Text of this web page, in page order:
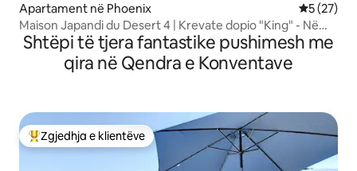
Apartament në Phoenix Vlerësimi
5 (27)
Maison Japandi du Desert 4 | Krevate dopio "King" - Në
qendër
Shtëpi të tjera fantastike pushimesh me
qira në Qendra e Konventave
Më të mirat e zgjedhjeve të klientëve
Zgjedhja e klientëve